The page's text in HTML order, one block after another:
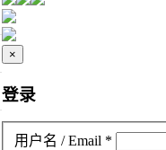
×
登录
用户名 / Email *